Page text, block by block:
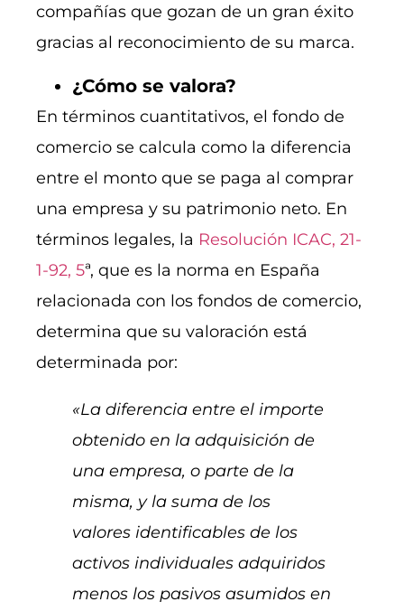
compañías que gozan de un gran éxito
gracias al reconocimiento de su marca.
¿Cómo se valora?
En términos cuantitativos, el fondo de
comercio se calcula como la diferencia
entre el monto que se paga al comprar
una empresa y su patrimonio neto. En
términos legales, la Resolución ICAC, 21-
1-92, 5ª, que es la norma en España
relacionada con los fondos de comercio,
determina que su valoración está
determinada por:
«La diferencia entre el importe
obtenido en la adquisición de
una empresa, o parte de la
misma, y la suma de los
valores identificables de los
activos individuales adquiridos
menos los pasivos asumidos en